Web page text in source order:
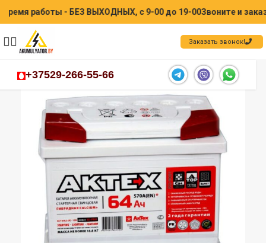
работы - БЕЗ ВЫХОДНЫХ, с 9-00 до 19-00 Звоните и
+37529-266-55-66
Заказать звонок!